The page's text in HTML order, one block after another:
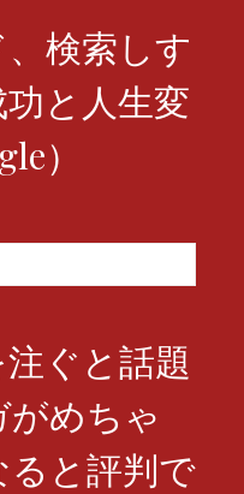
検索しす
と人生変
）
注ぐと話題
めちゃ
と評判で